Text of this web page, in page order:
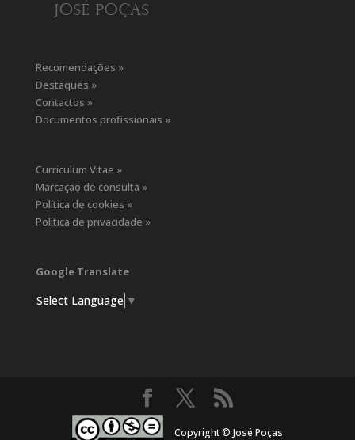
Recomendações »
Destaques »
Contactos »
Documentos profissionais »
Curriculum Vitae »
Marcação de consulta »
Política de cookies »
Política de privacidade »
Google Translate
Select Language ▼
Copyright © José Poças